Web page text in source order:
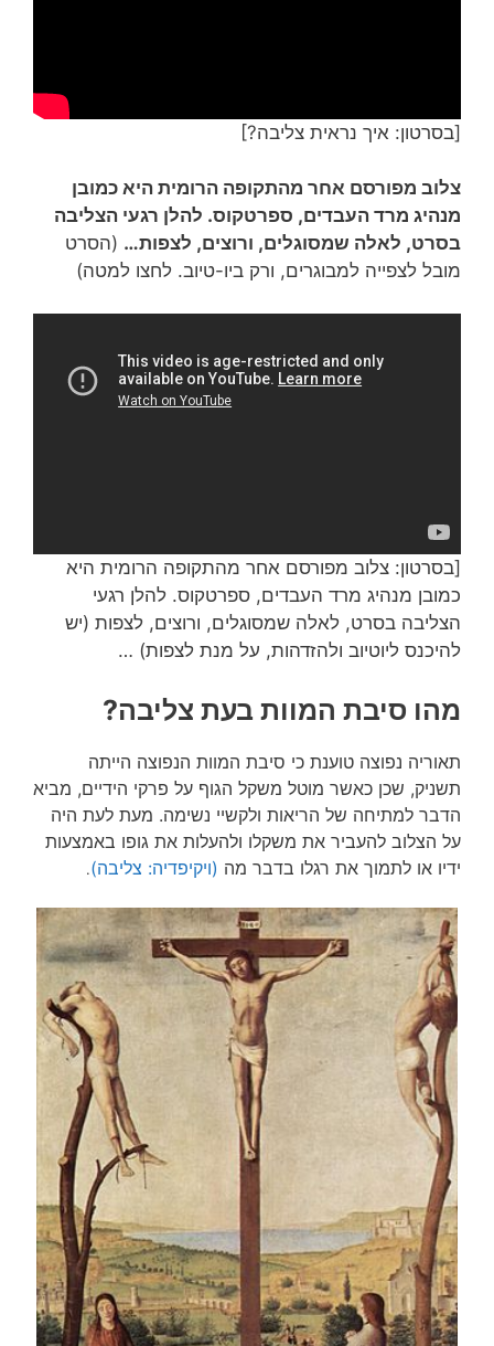
[בסרטון: איך נראית צליבה?]
צלוב מפורסם אחר מהתקופה הרומית היא כמובן
מנהיג מרד העבדים, ספרטקוס. להלן רגעי הצליבה
בסרט, לאלה שמסוגלים, ורוצים, לצפות… (הסרט
מובל לצפייה למבוגרים, ורק ביו-טיוב. לחצו למטה)
[בסרטון: צלוב מפורסם אחר מהתקופה הרומית היא
כמובן מנהיג מרד העבדים, ספרטקוס. להלן רגעי
הצליבה בסרט, לאלה שמסוגלים, ורוצים, לצפות (יש
להיכנס ליוטיוב ולהזדהות, על מנת לצפות) …
מהו סיבת המוות בעת צליבה?
תאוריה נפוצה טוענת כי סיבת המוות הנפוצה הייתה
תשניק, שכן כאשר מוטל משקל הגוף על פרקי הידיים, מביא
הדבר למתיחה של הריאות ולקשיי נשימה. מעת לעת היה
על הצלוב להעביר את משקלו ולהעלות את גופו באמצעות
ידיו או לתמוך את רגלו בדבר מה (ויקיפדיה: צליבה).